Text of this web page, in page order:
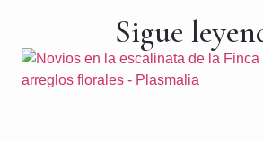
Sigue